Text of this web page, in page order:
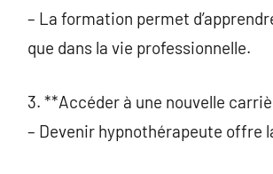
– La formation permet
que dans la vie professionnelle.
3. **Accéder à une nouvelle
– Devenir hypnothérapeute offre